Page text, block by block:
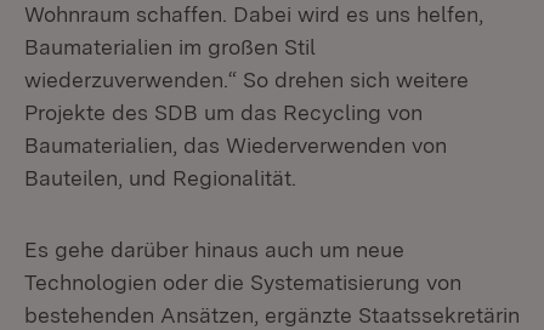
Wohnraum schaffen. Dabei wird es uns helfen,
Baumaterialien im großen Stil
wiederzuverwenden.“ So drehen sich weitere
Projekte des SDB um das Recycling von
Baumaterialien, das Wiederverwenden von
Bauteilen, und Regionalität.
Es gehe darüber hinaus auch um neue
Technologien oder die Systematisierung von
bestehenden Ansätzen, ergänzte Staatssekretärin